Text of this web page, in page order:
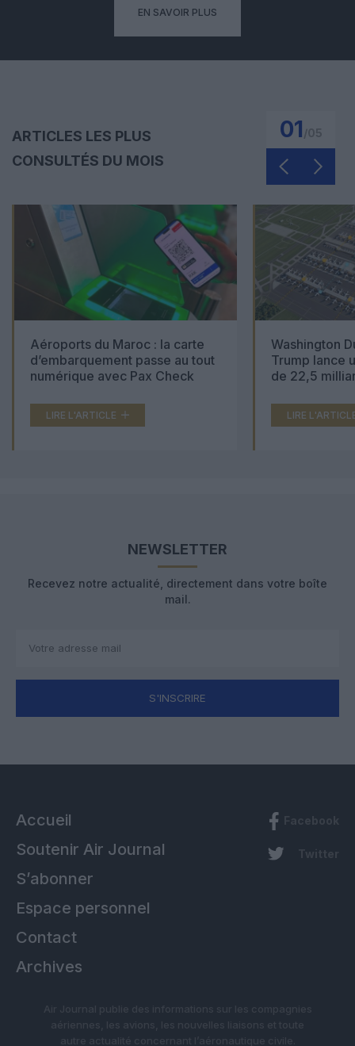
EN SAVOIR PLUS
ARTICLES LES PLUS
CONSULTÉS DU MOIS
01
Aéroports du Maroc : la carte
d’embarquement passe au tout
numérique avec Pax Check
LIRE L'ARTICLE
Washington
Trump lance
de 22,5
LIRE
NEWSLETTER
Recevez notre actualité, directement dans votre boîte
mail.
S'INSCRIRE
Accueil
Soutenir Air Journal
S’abonner
Espace personnel
Contact
Archives